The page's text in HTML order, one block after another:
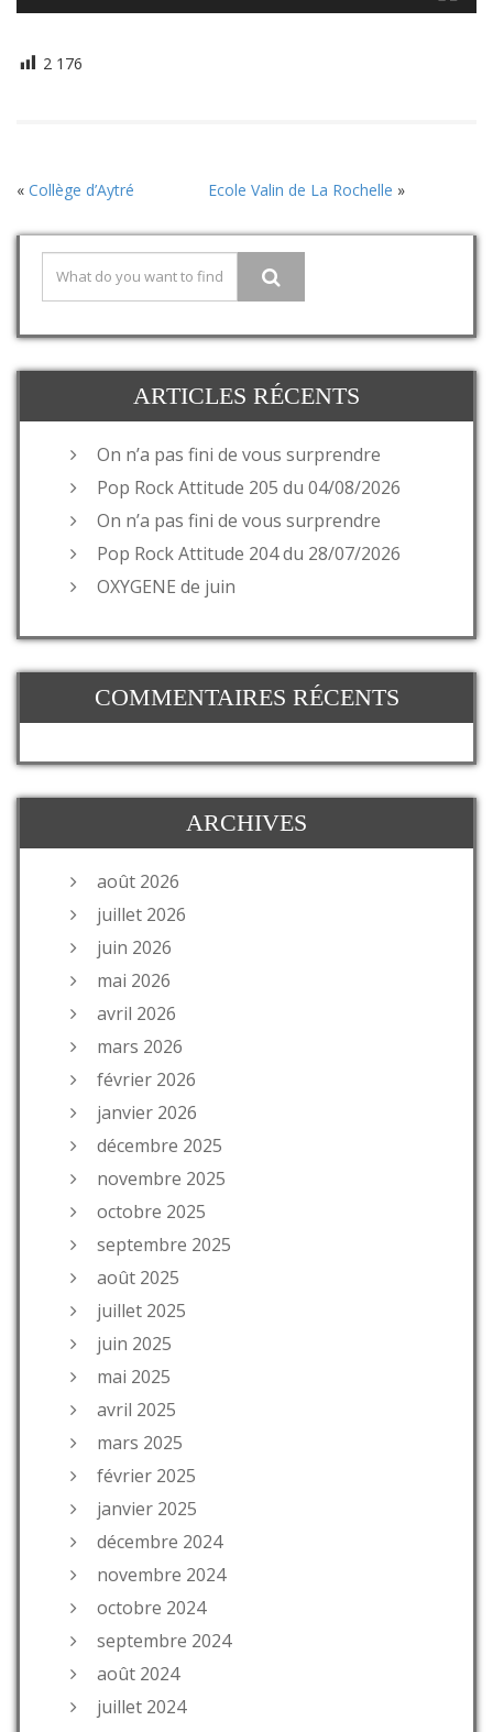
2 176
« Collège d’Aytré Ecole Valin de La Rochelle »
ARTICLES RÉCENTS
On n’a pas fini de vous surprendre
Pop Rock Attitude 205 du 04/08/2026
On n’a pas fini de vous surprendre
Pop Rock Attitude 204 du 28/07/2026
OXYGENE de juin
COMMENTAIRES RÉCENTS
ARCHIVES
août 2026
juillet 2026
juin 2026
mai 2026
avril 2026
mars 2026
février 2026
janvier 2026
décembre 2025
novembre 2025
octobre 2025
septembre 2025
août 2025
juillet 2025
juin 2025
mai 2025
avril 2025
mars 2025
février 2025
janvier 2025
décembre 2024
novembre 2024
octobre 2024
septembre 2024
août 2024
juillet 2024